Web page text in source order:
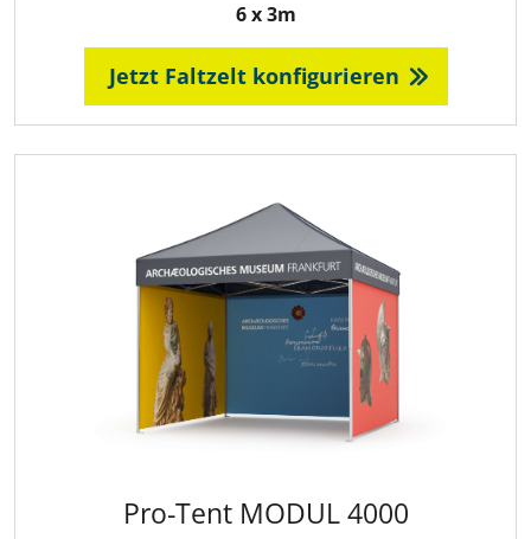
6 x 3m
Jetzt Faltzelt konfigurieren
Pro-Tent MODUL 4000